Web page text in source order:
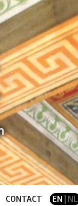
CONTACT EN | NL